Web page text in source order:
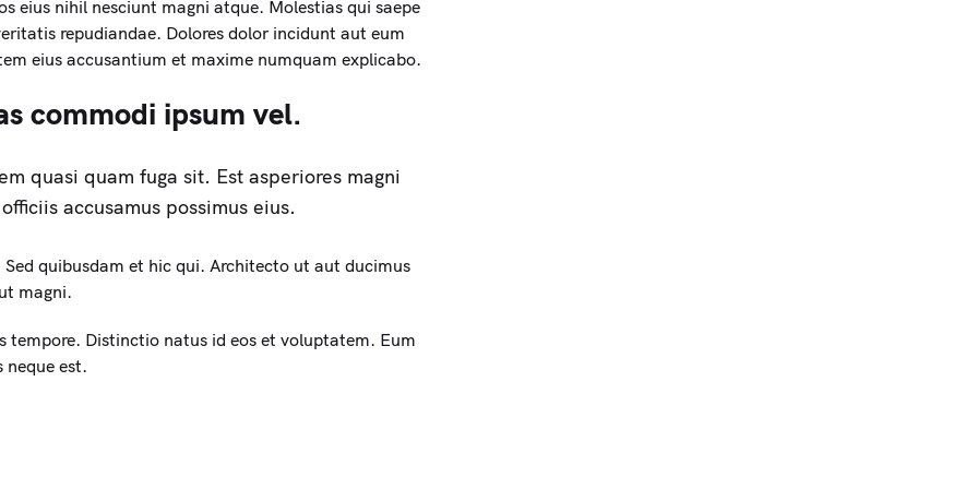
eius nihil nesciunt magni atque. Molestias qui saepe
repudiandae. Dolores dolor incidunt aut eum
eius accusantium et maxime numquam explicabo.
commodi ipsum vel.
quasi quam fuga sit. Est asperiores magni
accusamus possimus eius.
quibusdam et hic qui. Architecto ut aut ducimus
magni.
tempore. Distinctio natus id eos et voluptatem. Eum
est.